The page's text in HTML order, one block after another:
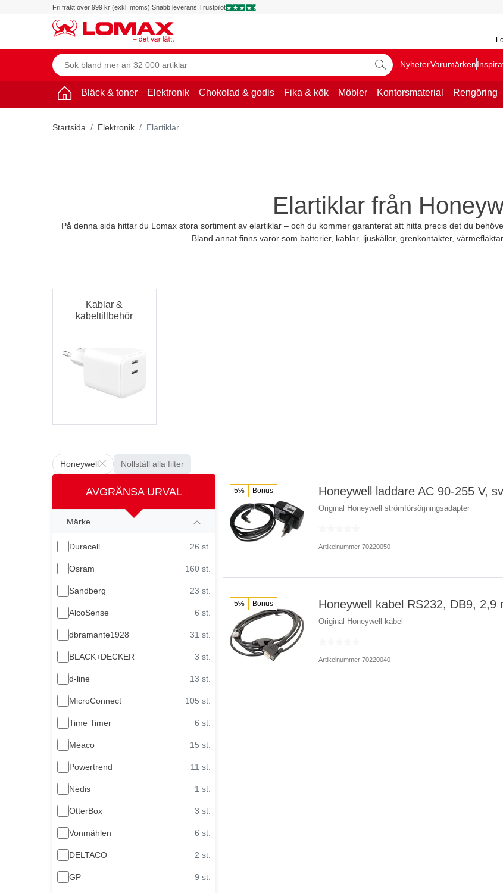
Fri frakt över 999 kr (exkl. moms)|Snabb leverans|Trustpilot
NyheterVarumärken
Bläck & toner Elektronik Chokolad & godis Fika & kök Möbler Kontorsmaterial Rengöring
Startsida Elektronik Elartiklar
Elartiklar från
På denna sida hittar du Lomax stora sortiment av elartiklar – och du kommer garanterat att hitta precis det du
Bland annat finns varor som batterier, kablar, ljuskällor, grenkontakter,
Kablar &
kabeltillbehör
Honeywell Nollställ alla filter
AVGRÄNSA URVAL
Märke
Duracell 26 st.
Osram 160 st.
Sandberg 23 st.
AlcoSense 6 st.
dbramante1928 31 st.
BLACK+DECKER 3 st.
d-line 13 st.
MicroConnect 105 st.
Time Timer 6 st.
Meaco 15 st.
Powertrend 11 st.
Nedis 1 st.
OtterBox 3 st.
Vonmählen 6 st.
DELTACO 2 st.
GP 9 st.
5% Bonus Honeywell laddare AC 90-255 V,
Original Honeywell strömförsörjningsadapter
Artikelnummer 70220050
5% Bonus Honeywell kabel RS232, DB9, 2,9
Original Honeywell-kabel
Artikelnummer 70220040